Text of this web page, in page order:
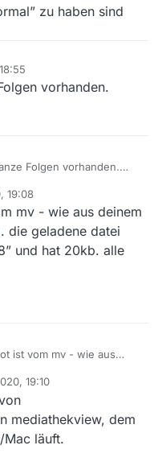
zu haben sind
vorhanden.
Folgen vorhanden.
19:08
mv - wie aus deinem
die geladene datei
und hat 20kb. alle
ist vom mv - wie aus
“index_5_av.m3u8”
sind im mb-bereich
19:10
mediathekview, dem
Mac läuft.